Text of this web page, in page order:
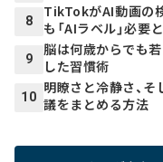
8
TikTokがAI動画の
も「AIラベル」必要
9
脳は何歳からでも
した習慣術
10
明瞭さと冷静さ、
議をまとめる方法